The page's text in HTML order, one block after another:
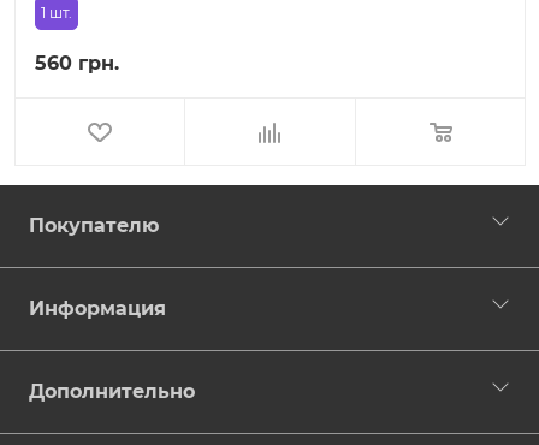
1 шт.
560 грн.
Покупателю
Информация
Дополнительно